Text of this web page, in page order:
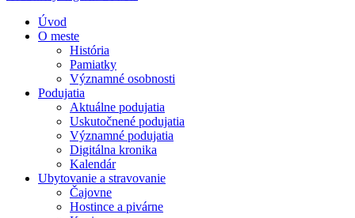
Úvod
O meste
História
Pamiatky
Významné osobnosti
Podujatia
Aktuálne podujatia
Uskutočnené podujatia
Významné podujatia
Digitálna kronika
Kalendár
Ubytovanie a stravovanie
Čajovne
Hostince a pivárne